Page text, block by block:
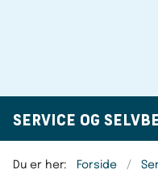
SERVICE OG
Du er her: Forside